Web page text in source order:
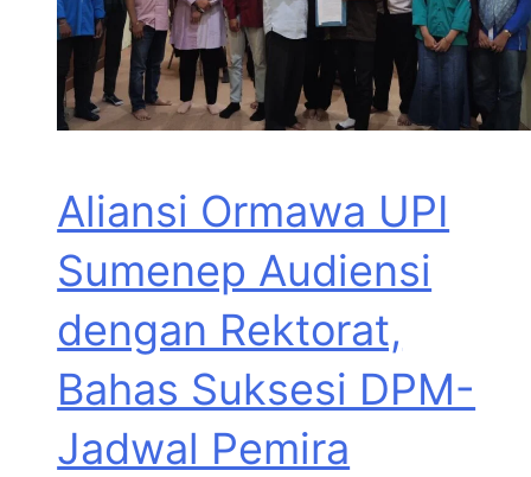
Aliansi Ormawa UPI
Sumenep Audiensi
dengan Rektorat,
Bahas Suksesi DPM-
Jadwal Pemira